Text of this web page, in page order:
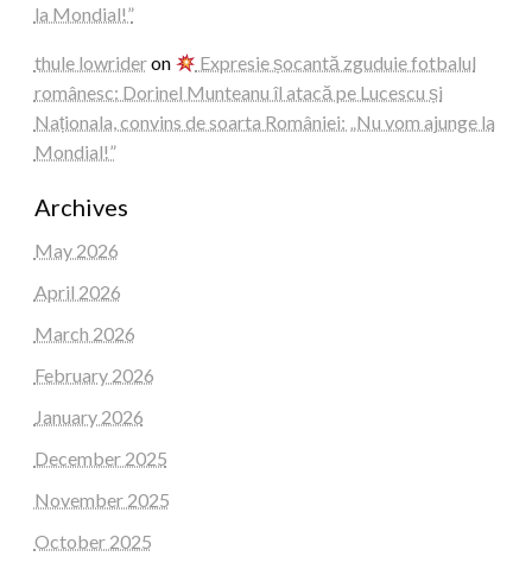
la Mondial!”
thule lowrideron
Expresie șocantă zguduie fotbalul
românesc: Dorinel Munteanu îl atacă pe Lucescu și
Naționala, convins de soarta României: „Nu vom ajunge la
Mondial!”
Archives
May 2026
April 2026
March 2026
February 2026
January 2026
December 2025
November 2025
October 2025